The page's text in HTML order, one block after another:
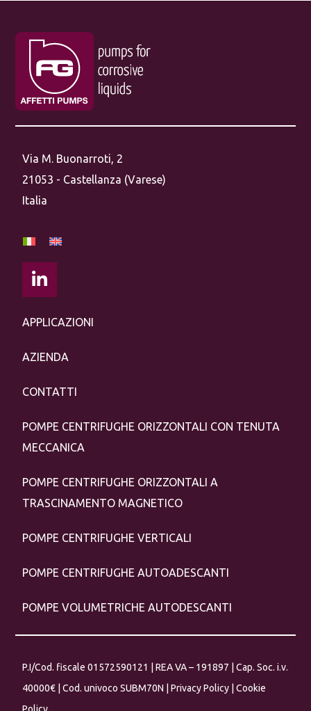
Via M. Buonarroti, 2
21053 - Castellanza (Varese)
Italia
APPLICAZIONI
AZIENDA
CONTATTI
POMPE CENTRIFUGHE ORIZZONTALI CON TENUTA
MECCANICA
POMPE CENTRIFUGHE ORIZZONTALI A
TRASCINAMENTO MAGNETICO
POMPE CENTRIFUGHE VERTICALI
POMPE CENTRIFUGHE AUTOADESCANTI
POMPE VOLUMETRICHE AUTODESCANTI
P.I/Cod. fiscale 01572590121 | REA VA – 191897 | Cap. Soc. i.v.
40000€ | Cod. univoco SUBM70N |Privacy Policy |Cookie